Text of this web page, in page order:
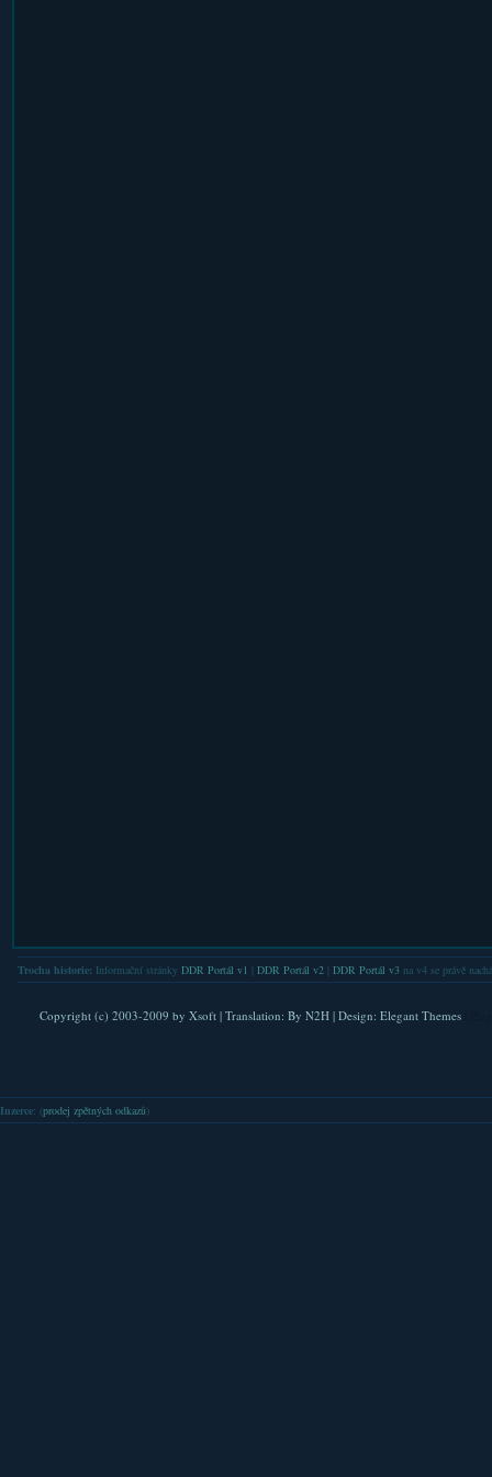
Trocha historie: Informační stránky DDR Portál v1 DDR Portál v2| DDR Portál v3na v4 se právě
Copyright (c) 2003-2009 by Xsoft| Translation: By N2H| Design: Elegant Themes
Inzerce: (prodej zpětných odkazů )